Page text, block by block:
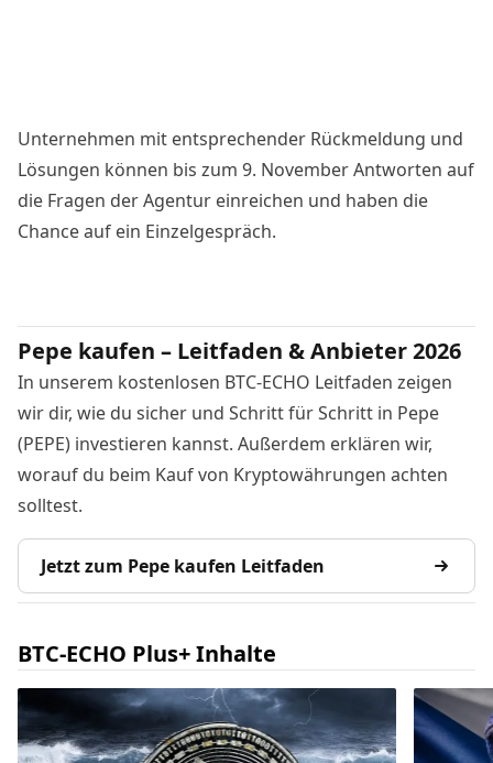
Unternehmen mit entsprechender Rückmeldung und
Lösungen können bis zum 9. November Antworten auf
die Fragen der Agentur einreichen und haben die
Chance auf ein Einzelgespräch.
Pepe kaufen – Leitfaden & Anbieter 2026
In unserem kostenlosen BTC-ECHO Leitfaden zeigen
wir dir, wie du sicher und Schritt für Schritt in Pepe
(PEPE) investieren kannst. Außerdem erklären wir,
worauf du beim Kauf von Kryptowährungen achten
solltest.
Jetzt zum Pepe kaufen Leitfaden
BTC-ECHO Plus+ Inhalte